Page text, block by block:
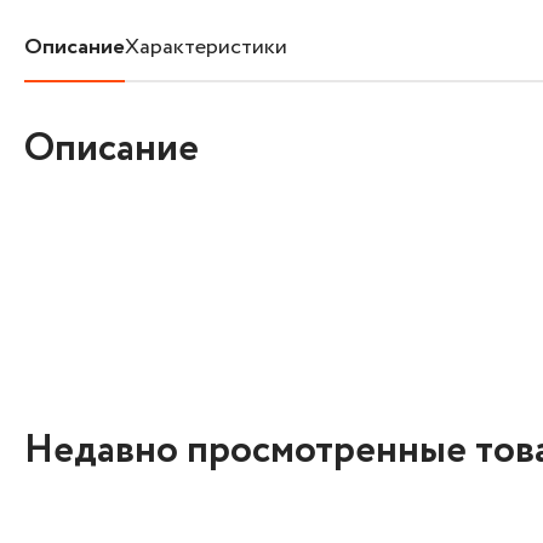
ОписаниеХарактеристики
Описание
Недавно просмотренные